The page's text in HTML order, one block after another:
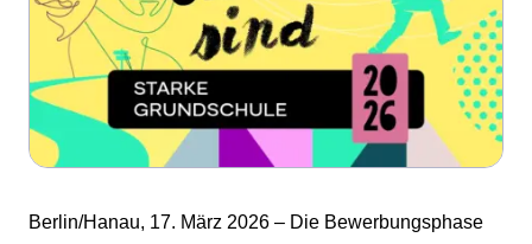
Berlin/Hanau, 17. März 2026 – Die Bewerbungsphase